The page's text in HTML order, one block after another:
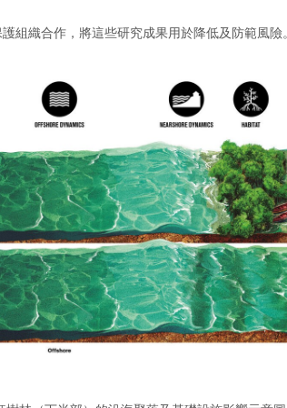
組織合作，將這些研究成果用於降低及防範風險